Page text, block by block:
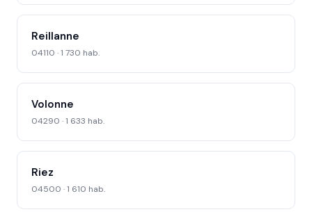
Reillanne
04110 · 1 730 hab.
Volonne
04290 · 1 633 hab.
Riez
04500 · 1 610 hab.